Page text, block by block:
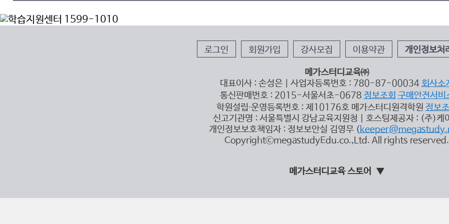
로그인 회원가입 강사모집 이용약관 개인정보처
메가스터디교육㈜
대표이사 : 손성은 | 사업자등록번호 : 780-87-00034 회사소
통신판매번호 : 2015-서울서초-0678 정보조회 구매안전서비
학원설립∙운영등록번호 : 제10176호 메가스터디원격학원 정보
신고기관명 : 서울특별시 강남교육지원청 | 호스팅제공자 : (주)케
개인정보보호책임자 : 정보보안실 김영무 (
CopyrightⓒmegastudyEdu.co.,Ltd. All rights reserved.
메가스터디교육 스토어